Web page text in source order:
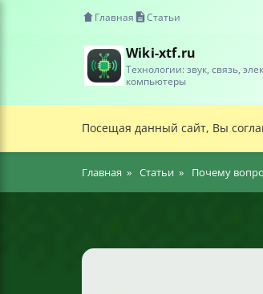
Главная Статьи
Wiki-xtf.ru
Технологии: звук, связь,
компьютеры
Посещая данный сайт, Вы
Главная Статьи Почему